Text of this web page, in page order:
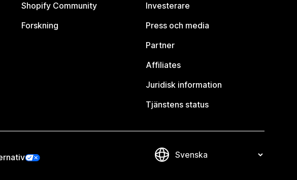
Shopify Community
Forskning
Investerare
Press och media
Partner
Affiliates
Juridisk information
Tjänstens status